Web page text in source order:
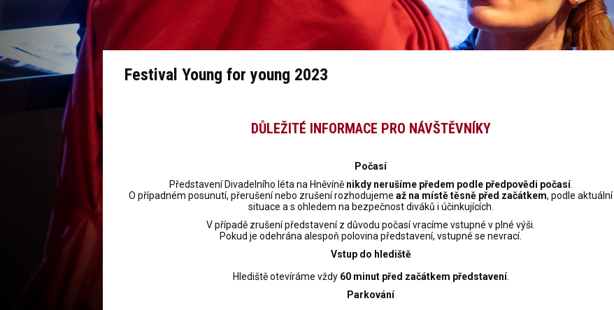
Festival Young for young 2023
DŮLEŽITÉ INFORMACE PRO NÁVŠTĚVNÍKY
Počasí
Představení Divadelního léta na Hněvíně nikdy nerušíme předem podle předpovědi počasí.
O případném posunutí, přerušení nebo zrušení rozhodujemeaž na místě těsně před začátkem, podle aktuální
situace a s ohledem na bezpečnost diváků i účinkujících.
V případě zrušení představení z důvodu počasí vracíme vstupné v plné výši.
Pokud je odehrána alespoň polovina představení, vstupné se nevrací.
Vstup do hlediště
Hlediště otevíráme vždy 60 minut před začátkem představení.
Parkování